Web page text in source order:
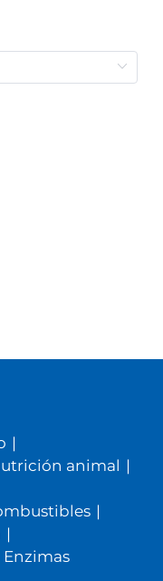
|
animal |
|
|
Enzimas